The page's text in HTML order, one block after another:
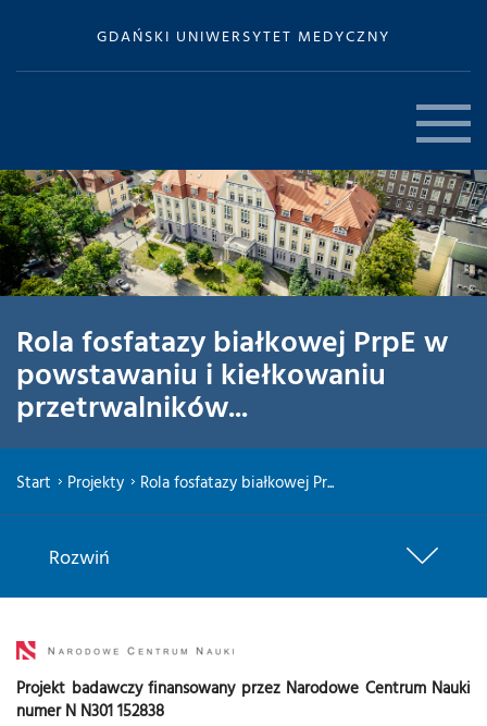
GDAŃSKI UNIWERSYTET MEDYCZNY
Rola fosfatazy białkowej PrpE w
powstawaniu i kiełkowaniu
przetrwalników...
Start Projekty Rola fosfatazy białkowej Pr...
Rozwiń
Projekt badawczy finansowany przez Narodowe Centrum Nauki
numer N N301 152838